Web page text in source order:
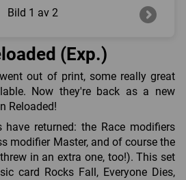
Bild 1 av 2
(Exp.)
out of print, some really great
Now they're back as a new
Reloaded!
returned: the Race modifiers
modifier Master, and of course the
in an extra one, too!). This set
card Rocks Fall, Everyone Dies,